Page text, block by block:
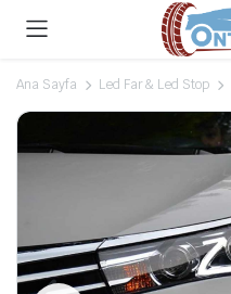
Ana Sayfa Led Far & Led Stop